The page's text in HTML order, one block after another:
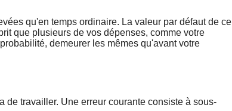
qu'en temps ordinaire. La valeur par défaut de ce
que plusieurs de vos dépenses, comme votre
demeurer les mêmes qu'avant votre
de travailler. Une erreur courante consiste à sous-